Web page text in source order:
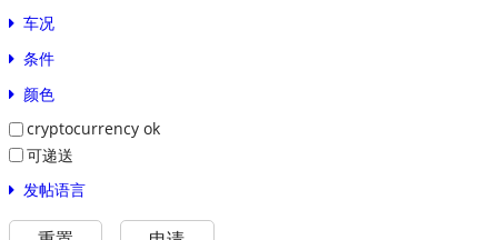
车况
条件
颜色
cryptocurrency ok
可递送
发帖语言